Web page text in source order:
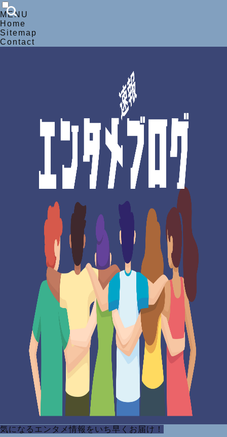
MENU
Home
Sitemap
Contact
気になるエンタメ情報をいち早くお届け！